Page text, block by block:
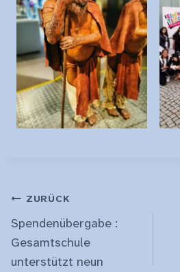
Beitragsnavigation
ZURÜCK
Spendenübergabe :
Gesamtschule
unterstützt neun